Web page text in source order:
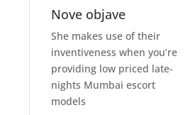
Nove objave
She makes use of their
inventiveness when you’re
providing low priced late-
nights Mumbai escort
models